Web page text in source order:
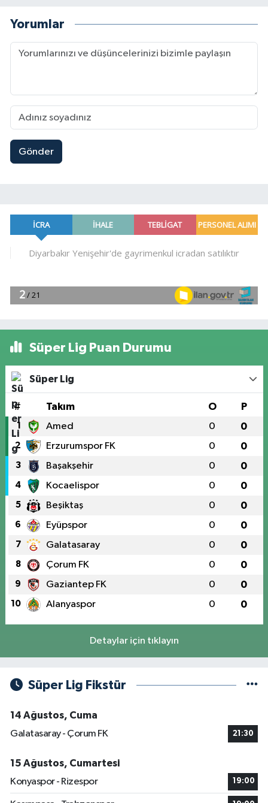
Yorumlar
Gönder
Süper Lig Puan Durumu
Süper Lig
# Takım O P
1 Amed 0 0
2 Erzurumspor FK 0 0
3 Başakşehir 0 0
4 Kocaelispor 0 0
5 Beşiktaş 0 0
6 Eyüpspor 0 0
7 Galatasaray 0 0
8 Çorum FK 0 0
9 Gaziantep FK 0 0
10 Alanyaspor 0 0
Detaylar için tıklayın
Süper Lig Fikstür
14 Ağustos, Cuma
Galatasaray - Çorum FK
21:30
15 Ağustos, Cumartesi
Konyaspor - Rizespor
19:00